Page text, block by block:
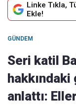
Linke Tıkla,
Ekle!
GÜNDEM
Seri katil
hakkındaki
anlattı: